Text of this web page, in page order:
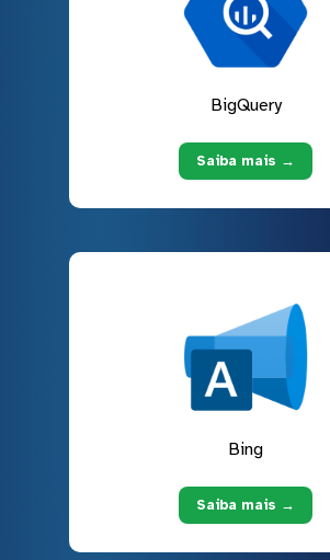
BigQuery
Saiba mais →
Bing
Saiba mais →